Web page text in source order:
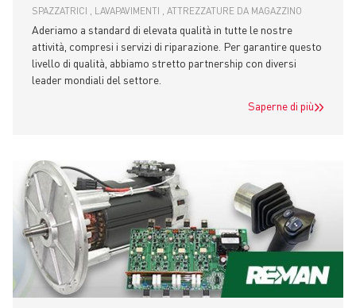
SPAZZATRICI LAVAPAVIMENTI ATTREZZATURE DA MAGAZZINO
Aderiamo a standard di elevata qualità in tutte le nostre
attività, compresi i servizi di riparazione. Per garantire questo
livello di qualità, abbiamo stretto partnership con diversi
leader mondiali del settore.
Saperne di più